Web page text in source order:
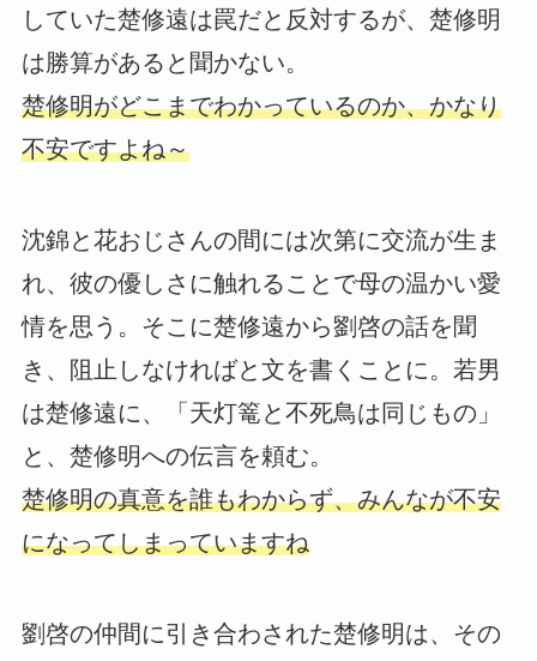
していた楚修遠は罠だと反対するが、楚修明
は勝算があると聞かない。
楚修明がどこまでわかっているのか、かなり
不安ですよね～
沈錦と花おじさんの間には次第に交流が生ま
れ、彼の優しさに触れることで母の温かい愛
情を思う。そこに楚修遠から劉啓の話を聞
き、阻止しなければと文を書くことに。若男
は楚修遠に、「天灯篭と不死鳥は同じもの」
と、楚修明への伝言を頼む。
楚修明の真意を誰もわからず、みんなが不安
になってしまっていますね
劉啓の仲間に引き合わされた楚修明は、その